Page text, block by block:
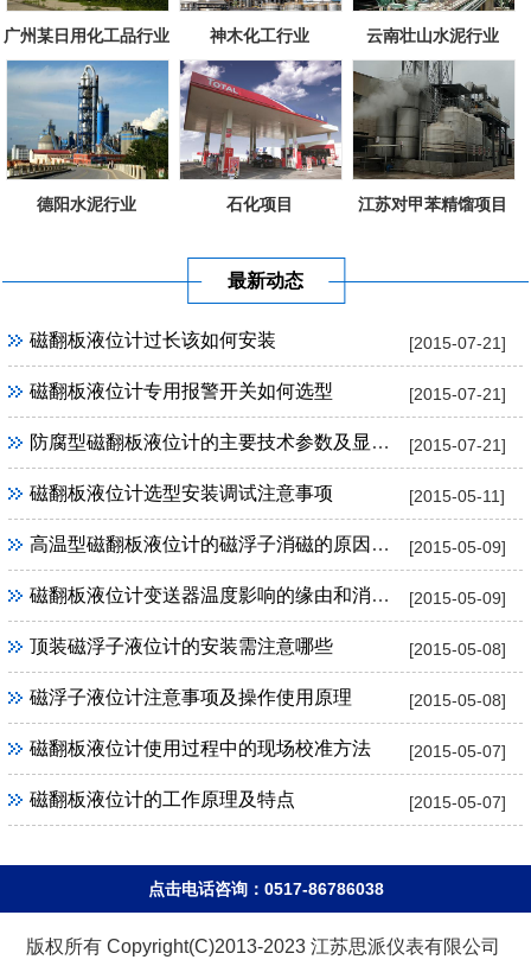
广州某日用化工品行业 神木化工行业 云南壮山水泥行业
德阳水泥行业 石化项目 江苏对甲苯精馏项目
最新动态
[2015-07-21]
磁翻板液位计过长该如何安装
[2015-07-21]
磁翻板液位计专用报警开关如何选型
[2015-07-21]
防腐型磁翻板液位计的主要技术参数及显著特点
[2015-05-11]
磁翻板液位计选型安装调试注意事项
[2015-05-09]
高温型磁翻板液位计的磁浮子消磁的原因及解决
[2015-05-09]
磁翻板液位计变送器温度影响的缘由和消除办法
[2015-05-08]
顶装磁浮子液位计的安装需注意哪些
[2015-05-08]
磁浮子液位计注意事项及操作使用原理
[2015-05-07]
磁翻板液位计使用过程中的现场校准方法
[2015-05-07]
磁翻板液位计的工作原理及特点
点击电话咨询：0517-86786038
版权所有 Copyright(C)2013-2023 江苏思派仪表有限公司